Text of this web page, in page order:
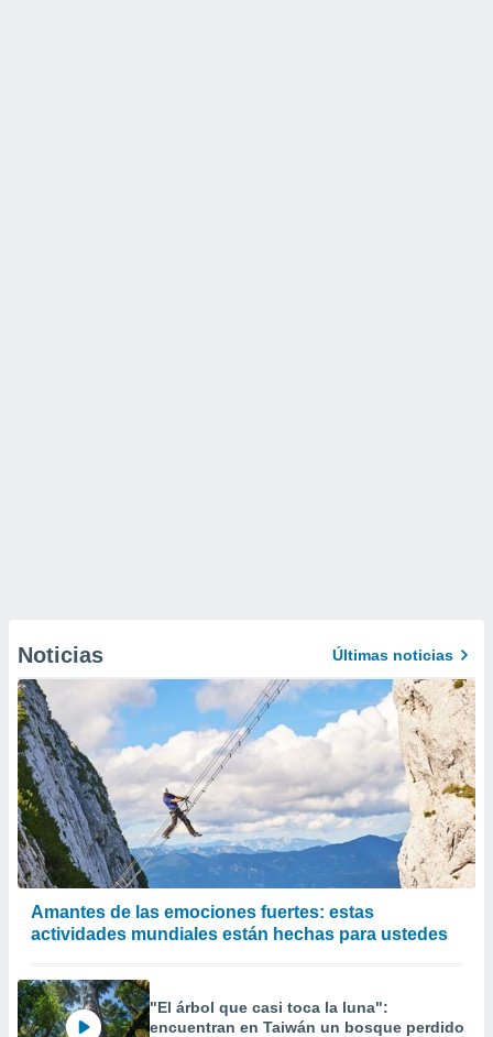
Noticias Últimas noticias
Amantes de las emociones fuertes: estas
actividades mundiales están hechas para ustedes
"El árbol que casi toca la luna":
encuentran en Taiwán un bosque perdido